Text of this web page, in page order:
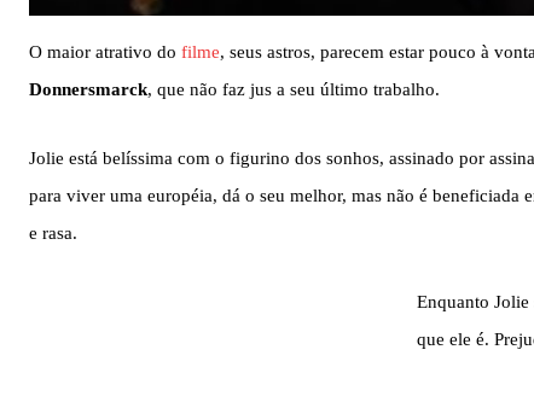
O maior atrativo do filme, seus astros, parecem estar pouco à
Donnersmarck, que não faz jus a seu último trabalho.
Jolie está belíssima com o figurino dos sonhos, assinado por
para viver uma européia, dá o seu melhor, mas não é
e rasa.
Enquanto Jolie
que ele é.